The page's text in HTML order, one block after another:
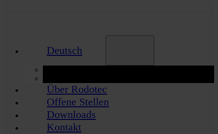
Deutsch
Über Rodotec
Offene Stellen
Downloads
Kontakt